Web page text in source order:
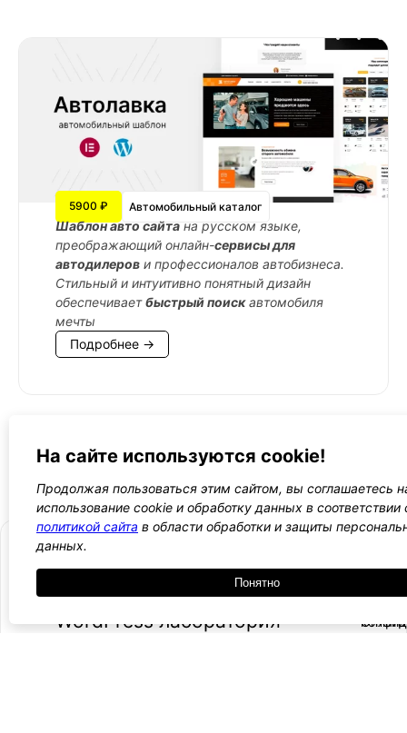
5900 ₽ Автомобильный каталог
Шаблон авто сайта на русском языке,
преображающий онлайн-сервисы для
автодилеров и профессионалов автобизнеса.
Стильный и интуитивно понятный дизайн
обеспечиваетбыстрый поискавтомобиля
мечты
Подробнее →
Все WordPress шаблоны →
WordPress лаборатория
Оплата
На сайте используются cookie!
Продолжая пользоваться этим сайтом, вы соглашаетесь
использование cookie и обработку данных в соответствии
политикой сайта в области обработки и защиты
данных.
Понятно